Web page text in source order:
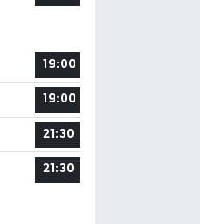
19:00
19:00
21:30
21:30